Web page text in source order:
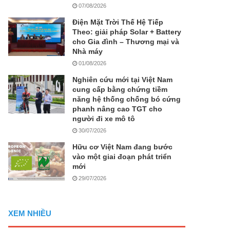
07/08/2026
Điện Mặt Trời Thế Hệ Tiếp
Theo: giải pháp Solar + Battery
cho Gia đình – Thương mại và
Nhà máy
01/08/2026
Nghiên cứu mới tại Việt Nam
cung cấp bằng chứng tiềm
năng hệ thống chống bó cứng
phanh nâng cao TGT cho
người đi xe mô tô
30/07/2026
Hữu cơ Việt Nam đang bước
vào một giai đoạn phát triển
mới
29/07/2026
XEM NHIỀU